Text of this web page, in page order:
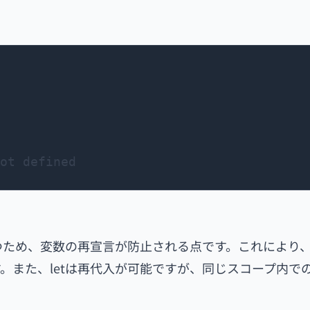
め、変数の再宣言が防止される点です。これにより
また、letは再代入が可能ですが、同じスコープ内で